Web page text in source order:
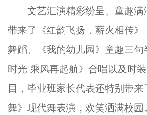
文艺汇演精彩纷呈、童趣满
带来了《红韵飞扬，薪火相传》
舞蹈、《我的幼儿园》童趣三句
时光 乘风再起航》合唱以及时
目，毕业班家长代表还特别带来
舞》现代舞表演，欢笑洒满校园